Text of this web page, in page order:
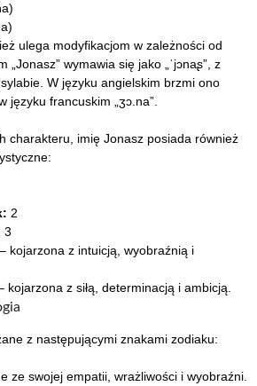
ulega modyfikacjom w zależności od
„Jonasz” wymawia się jako „ˈjɔnaʂ”, z
W języku angielskim brzmi ono
języku francuskim „ʒɔ.na”.
charakteru, imię Jonasz posiada również
2
3
– kojarzona z intuicją, wyobraźnią i
– kojarzona z siłą, determinacją i ambicją.
z następującymi znakami zodiaku:
ze swojej empatii, wrażliwości i wyobraźni.